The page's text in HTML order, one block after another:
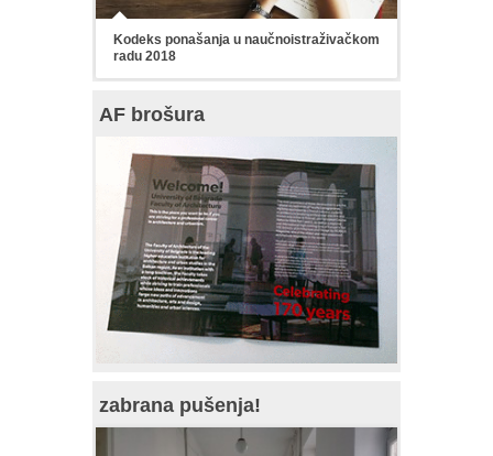
Kodeks ponašanja u naučnoistraživačkom
radu 2018
AF brošura
zabrana pušenja!